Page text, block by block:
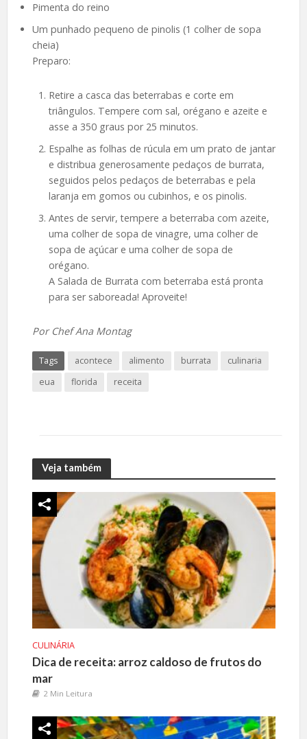
Pimenta do reino
Um punhado pequeno de pinolis (1 colher de sopa
cheia)
Preparo:
Retire a casca das beterrabas e corte em
triângulos. Tempere com sal, orégano e azeite e
asse a 350 graus por 25 minutos.
Espalhe as folhas de rúcula em um prato de jantar
e distribua generosamente pedaços de burrata,
seguidos pelos pedaços de beterrabas e pela
laranja em gomos ou cubinhos, e os pinolis.
Antes de servir, tempere a beterraba com azeite,
uma colher de sopa de vinagre, uma colher de
sopa de açúcar e uma colher de sopa de
orégano.
A Salada de Burrata com beterraba está pronta
para ser saboreada! Aproveite!
Por Chef Ana Montag
Tags acontece alimento burrata
culinaria
eua
florida receita
Veja também
CULINÁRIA
Dica de receita: arroz caldoso de frutos do
mar
2 Min Leitura